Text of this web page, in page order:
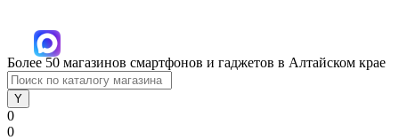
Более 50 магазинов смартфонов и гаджетов в Алтайском крае
0
0